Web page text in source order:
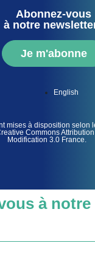
Abonnez-vous
à notre
Je m'abonne
English
mises à disposition selon
Commons
Modification 3.0 France.
à